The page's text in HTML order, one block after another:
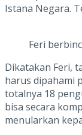
Istana Negara.
Feri
Dikatakan Feri,
harus dipahami
totalnya 18
bisa secara
menularkan